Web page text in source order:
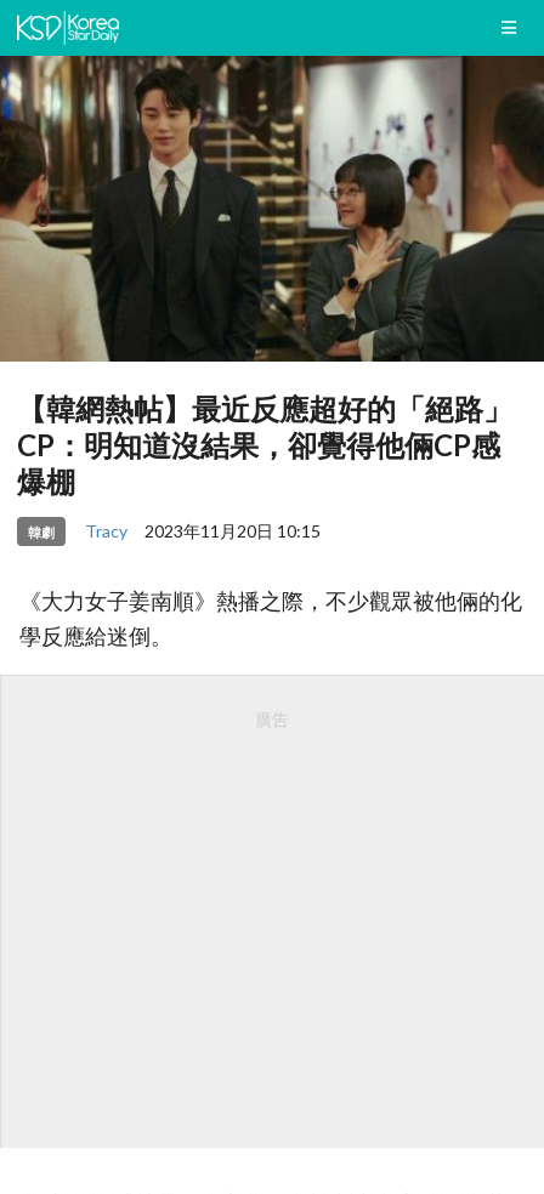
【韓網熱帖】最近反應超好的「絕路」
CP：明知道沒結果，卻覺得他倆CP感
爆棚
韓劇 Tracy 2023年11月20日 10:15
《大力女子姜南順》熱播之際，不少觀眾被他倆的化
學反應給迷倒。
廣告